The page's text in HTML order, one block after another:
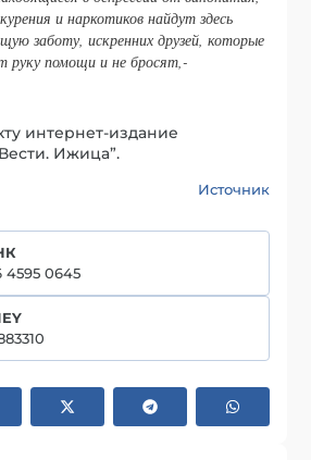
и наркотиков найдут здесь
заботу, искренних друзей, которые
руку помощи и не бросят,-
интернет-издание
Ижица”.
Источник
4595 0645